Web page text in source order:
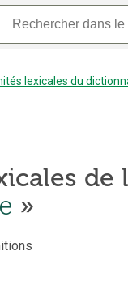
lexicales du
de
»